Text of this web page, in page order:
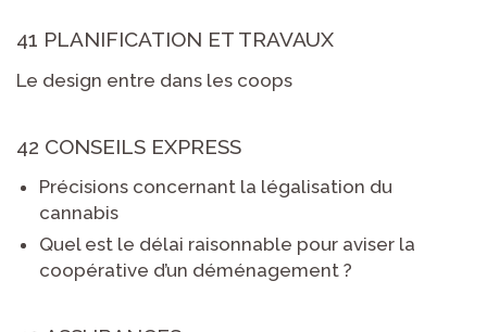
41 PLANIFICATION ET TRAVAUX
Le design entre dans les coops
42 CONSEILS EXPRESS
Précisions concernant la légalisation du
cannabis
Quel est le délai raisonnable pour aviser la
coopérative d’un déménagement ?